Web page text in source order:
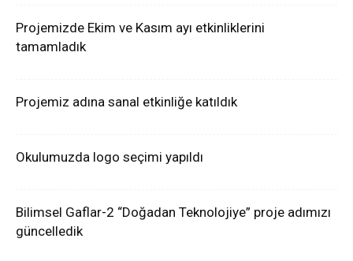
Projemizde Ekim ve Kasım ayı etkinliklerini
tamamladık
Projemiz adına sanal etkinliğe katıldık
Okulumuzda logo seçimi yapıldı
Bilimsel Gaflar-2 “Doğadan Teknolojiye” proje adımızı
güncelledik